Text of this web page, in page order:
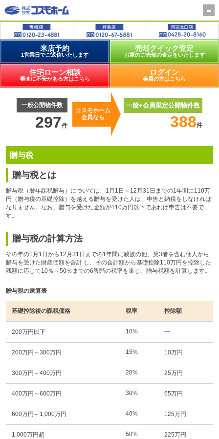
来店予約
1営業日でご返信いたします
売却クイック査定
お家のご売却の査定をいたします
住宅ローン相談
審査に不安がある方はこちら
ログイン
会員の方はこちら
一般公開物件数
297件
コスモホーム
会員なら
一般+会員限定公開物件数
388件
贈与税
贈与税とは
贈与税（暦年課税贈与）については、1月1日～12月31日までの1年間に110万
円（贈与税の基礎控除）を越える贈与を受けた人は、申告と納税をしなければ
なりません。なお、贈与を受けた金額が110万円以下であれば申告は不要で
す。
贈与税の計算方法
その年の1月1日から12月31日までの1年間に親族の他、第3者を含む個人から
贈与を受けた財産価額を合計 し、その合計額から基礎控除110万円を控除した
残額に応じて10％～50％までの6段階の税率を乗じ、贈与税額を計算します。
贈与税の速算表
基礎控除後の課税価格 税率 控除額
200万円以下 10% ―
200万円～300万円 15% 10万円
300万円～400万円 20% 25万円
400万円～600万円 30% 65万円
600万円～1,000万円 40% 125万円
1,000万円超 50% 225万円